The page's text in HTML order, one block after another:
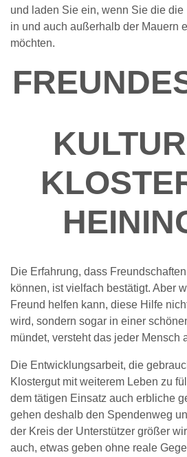
und laden Sie ein, wenn Sie die die
in und auch außerhalb der Mauern
möchten.
Die Erfahrung, dass
können, ist vielfach bestätigt. Aber
Freund helfen kann, diese Hilfe
wird, sondern sogar in einer
mündet, versteht das jeder Mensch
Die Entwicklungsarbeit, die
Klostergut mit weiterem Leben zu
dem tätigen Einsatz auch erbliche
gehen deshalb den Spendenweg
der Kreis der Unterstützer größer
auch, etwas geben ohne reale